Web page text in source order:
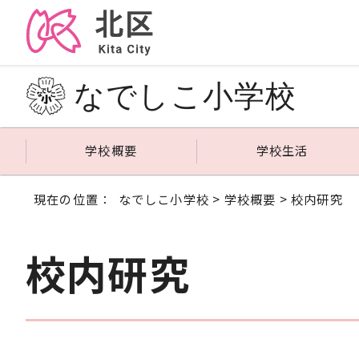
なでしこ小学校
学校概要 学校生活
現在の位置： なでしこ小学校 > 学校概要 > 校内研究
校内研究